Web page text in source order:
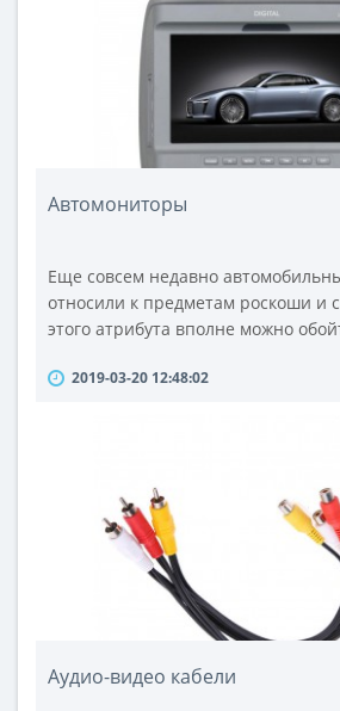
динамиков Bronze В1 вып..
Автомониторы
Еще совсем недавно
относили к предметам роскоши и
этого атрибута вполне можно
ощутили достоинства
автомобиля или пассажиров
автобуса. Кроме трансля..
2019-03-20 12:48:02
Аудио-видео кабели